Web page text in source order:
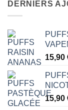
DERNIERS
15,90
15,90